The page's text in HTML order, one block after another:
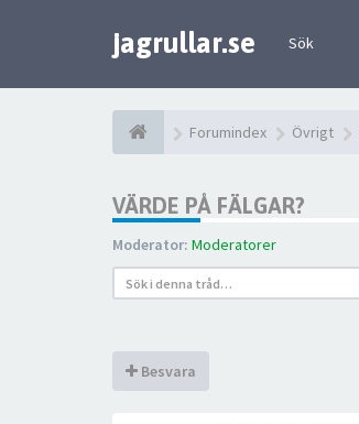
jagrullar.se Sök
Forumindex Övrigt
VÄRDE PÅ FÄLGAR?
Moderator: Moderatorer
Besvara